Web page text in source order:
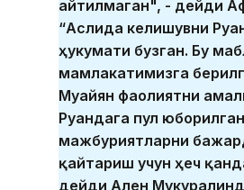
айтилмаган", - дейди
“Аслида келишувни
ҳукумати бузган. Бу
мамлакатимизга
Муайян фаолиятни
Руандага пул
мажбуриятларни
қайтариш учун ҳеч
дейди Ален